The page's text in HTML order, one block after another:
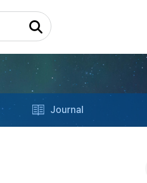
Journal